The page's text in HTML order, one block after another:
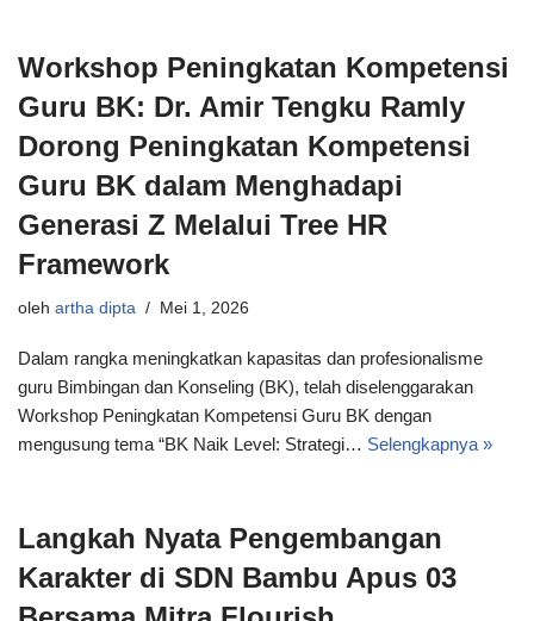
Workshop Peningkatan Kompetensi
Guru BK: Dr. Amir Tengku Ramly
Dorong Peningkatan Kompetensi
Guru BK dalam Menghadapi
Generasi Z Melalui Tree HR
Framework
oleh artha dipta Mei 1, 2026
Dalam rangka meningkatkan kapasitas dan profesionalisme
guru Bimbingan dan Konseling (BK), telah diselenggarakan
Workshop Peningkatan Kompetensi Guru BK dengan
mengusung tema “BK Naik Level: Strategi… Selengkapnya »
Langkah Nyata Pengembangan
Karakter di SDN Bambu Apus 03